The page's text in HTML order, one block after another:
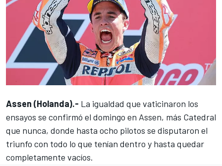
Assen (Holanda).- La igualdad que vaticinaron los
ensayos se confirmó el domingo en Assen, más Catedral
que nunca, donde hasta ocho pilotos se disputaron el
triunfo con todo lo que tenían dentro y hasta quedar
completamente vacíos.